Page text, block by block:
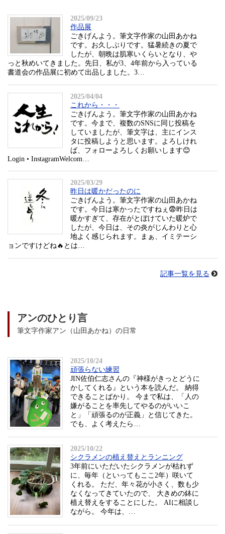
記事一覧を見る
アンのひとり言
筆文字作家アン（山田あかね）の日常